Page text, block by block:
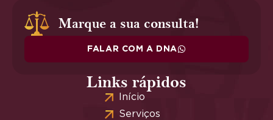
Marque a sua consulta!
FALAR COM A DNA
Links rápidos
Início
Serviços